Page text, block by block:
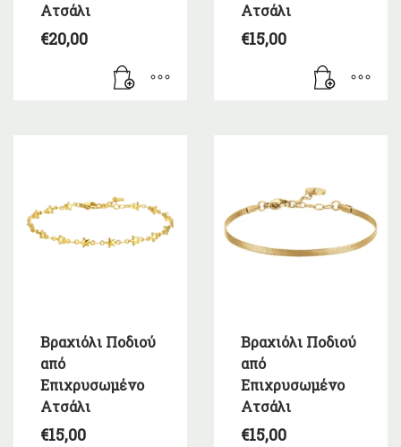
Ατσάλι
€20,00
Ατσάλι
€15,00
Βραχιόλι Ποδιού
από
Επιχρυσωμένο
Ατσάλι
€15,00
Βραχιόλι Ποδιού
από
Επιχρυσωμένο
Ατσάλι
€15,00